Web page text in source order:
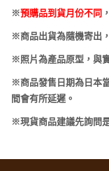
※預購品到貨月份不同
※商品出貨為隨機寄出
※照片為產品原型，與
※商品發售日期為日本
間會有所延遲。
※現貨商品建議先詢問